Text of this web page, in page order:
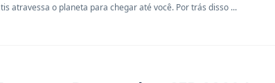
atravessa o planeta para chegar até você. Por trás disso ...